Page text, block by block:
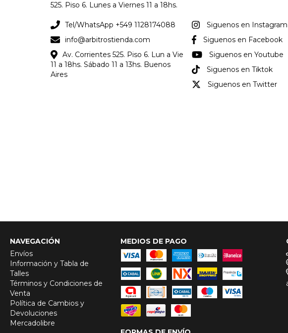
525. Piso 6. Lunes a Viernes 11 a 18hs.
Tel/WhatsApp +549 1128174088
info@arbitrostienda.com
Av. Corrientes 525. Piso 6. Lun a Vie
11 a 18hs. Sábado 11 a 13hs. Buenos
Aires
Siguenos en Instagram
Siguenos en Facebook
Siguenos en Youtube
Siguenos en Tiktok
Siguenos en Twitter
NAVEGACIÓN
Envíos
Información y Tabla de
Talles
Términos y Condiciones de
Venta
Política de Cambios y
Devoluciones
Mercadolibre
MEDIOS DE PAGO